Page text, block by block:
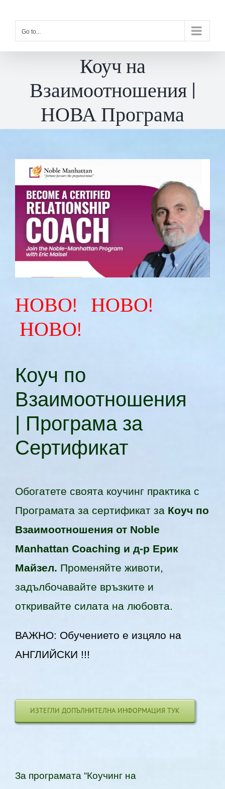
contentGo to...
Коуч на
Взаимоотношения |
НОВА Програма
НОВО! НОВО!
НОВО!
Коуч по
Взаимоотношения
| Програма за
Сертификат
Обогатете своята коучинг практика с
Програмата за сертификат заКоуч по
Взаимоотношения от Noble
Manhattan Coaching и д-р Ерик
Майзeл. Променяйте животи,
задълбочавайте връзките и
откривайте силата на любовта.
ВАЖНО: Обучението е изцяло на
АНГЛИЙСКИ !!!
ИЗТЕГЛИ ДОПЪЛНИТЕЛНА ИНФОРМАЦИЯ ТУК
За програмата “Коучинг на